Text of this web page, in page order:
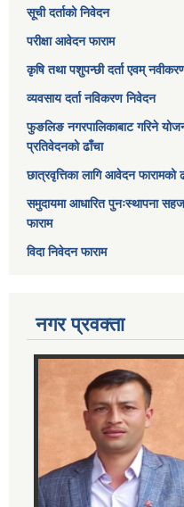
सूची दर्ताको निवेदन
परीक्षा आवेदन फाराम
कृषि तथा पशुपन्छी दर्ता एवम्
व्यवसाय दर्ता नविकरण निवेदन
फुङलिङ नगरपालिकाबाट गरिने
प्रतिवेदनको ढाँचा
छात्रवृत्तिका लागि आवेदन फारामको
समुदायमा आधारित पुनःस्थापना
फाराम
विदा निवेदन फाराम
नगर प्रवक्ता